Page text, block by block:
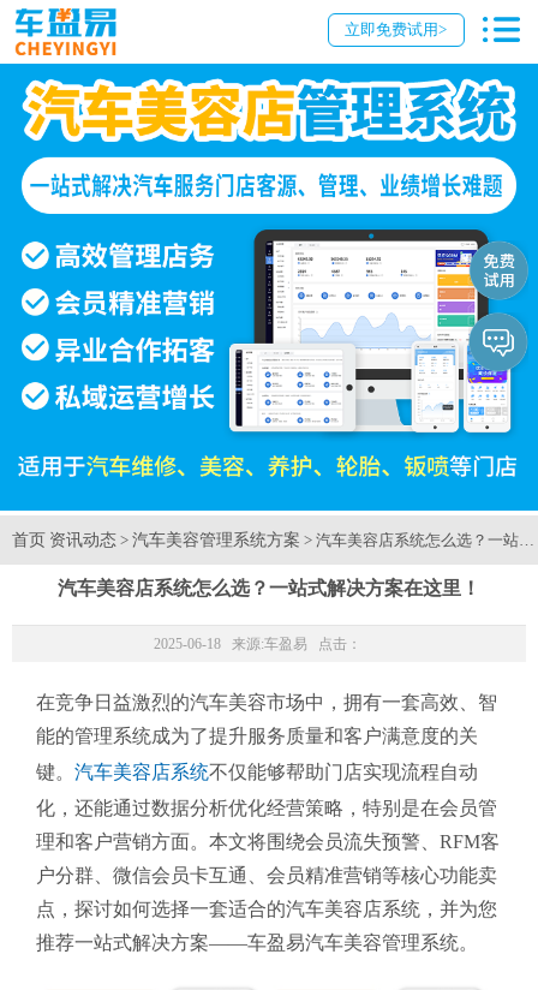
立即免费试用>
首页 资讯动态 > 汽车美容管理系统方案 > 汽车美容店系统怎么选？一站
汽车美容店系统怎么选？一站式解决方案在这里！
2025-06-18 来源:车盈易 点击：
在竞争日益激烈的汽车美容市场中，拥有一套高效、智
能的管理系统成为了提升服务质量和客户满意度的关
键。 汽车美容店系统不仅能够帮助门店实现流程自动
化，还能通过数据分析优化经营策略，特别是在会员管
理和客户营销方面。本文将围绕会员流失预警、RFM客
户分群、微信会员卡互通、会员精准营销等核心功能卖
点，探讨如何选择一套适合的汽车美容店系统，并为您
推荐一站式解决方案——车盈易汽车美容管理系统。